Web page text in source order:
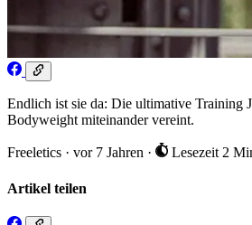
Endlich ist sie da: Die ultimative Training
Bodyweight miteinander vereint.
Freeletics · vor 7 Jahren · Lesezeit 2
Artikel teilen